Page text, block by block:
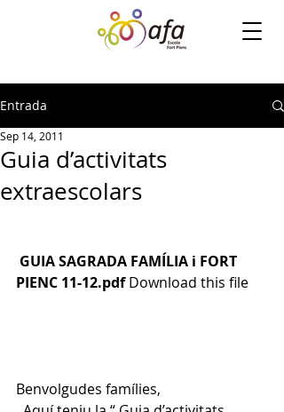
Entrada
Guia d’activitats
extraescolars
Sep 14, 2011
GUIA SAGRADA FAMÍLIA i FORT
PIENC 11-12.pdf Download this file
Benvolgudes famílies,